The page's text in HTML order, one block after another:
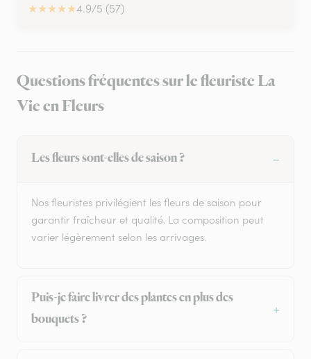
★★★★★4.9/5 (57)
Questions fréquentes sur le fleuriste La
Vie en Fleurs
Les fleurs sont-elles de saison ?
Nos fleuristes privilégient les fleurs de saison pour
garantir fraîcheur et qualité. La composition peut
varier légèrement selon les arrivages.
Puis-je faire livrer des plantes en plus des
bouquets ?